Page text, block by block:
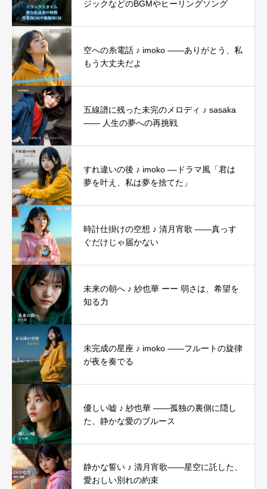
ジックなどのBGMやヒーリングソング
空への糸電話 ♪ imoko ——ありがとう、私
もう大丈夫だよ
五線譜に残った未完のメロディ ♪ sasaka
―― 人生の夢への再挑戦
すれ違いの後 ♪ imoko ––ドラマ風「君は
夢を叶え、私は夢を捨てた」
時計仕掛けの空想 ♪ 清月宵歌 ——真っす
ぐだけじゃ届かない
未来の朝へ ♪ 紗也華 ーー 弱さは、希望を
知る力
未完成の星座 ♪ imoko ――フルートの旋律
が夜を奏でる
優しい嘘 ♪ 紗也華 ――孤独の裏側に隠し
た、静かな愛のブルース
静かな誓い ♪ 清月宵歌――星空に託した、
愛おしい別れの約束